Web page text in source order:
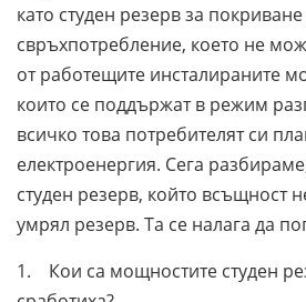
като студен резерв за
свръхпотребление, което не
от работещите инсталираните
които се поддържат в режим
всичко това потребителят си
електроенергия. Сега
студен резерв, който всъщност
умрял резерв. Та се налага да
1. Кои са мощностите студен